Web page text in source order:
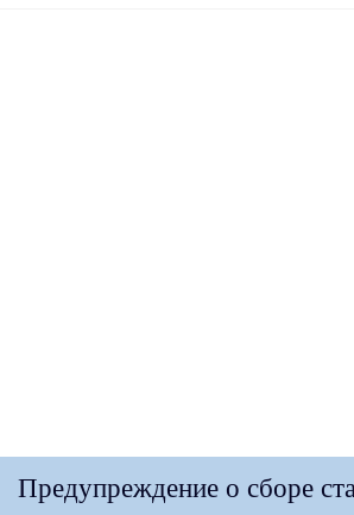
Предупреждение о сборе